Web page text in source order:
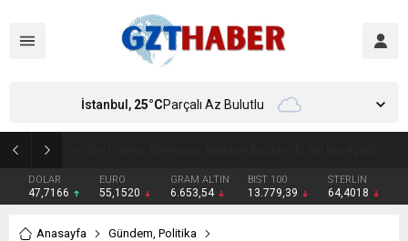
DOLAR
47,7166
EURO
55,1520
GRAM ALTIN
6.653,54
BIST 100
13.779,39
STERLİN
64,4018
İstanbul, 25°CParçalı Az Bulutlu
Anasayfa Gündem, Politika